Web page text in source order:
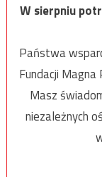
W sierpniu
Państwa
Fundacji Magna
Masz
niezależnych